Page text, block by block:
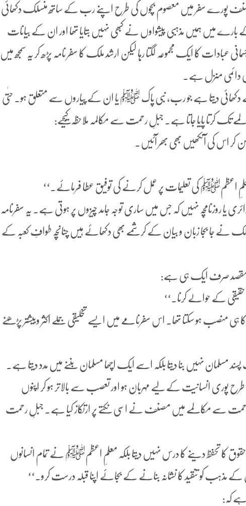
پورے سفر میں معصوم بچوں کی طرح اپنے رب کے ساتھ منسلک دکھائی
بارے میں ہمیں مذہبی پیشواوں نے کبھی نہیں بتایا تھا اور ان کے بیانات
عبادات کا ایک مجموعہ لگتا رہا لیکن ارشد ملک کا سفر نامہ پڑھ کر یہ سمجھ میں
دائمی منزل ہے.
دیتا ہے جو رب، نبی پاک ﷺ یا ان کے پیاروں سے متعلق ہو۔ حتٰی
تک کرتا پایا جاتا ہے۔ جبلِ رحمت سے مکالمہ ملاحظہ کیجیے:
کر اس کی آنکھیں بھی بھر آئیں۔
اعظمﷺ کی تعلیمات پر عمل کرنے کی توفیق عطا فرمائے.‘‘
یا روزنامچہ نہیں کہ جس میں ساری توجہ جامد چیزوں پر ہوتی ہے۔ یہ سفرنامہ
نے جا بجا زبان و بیان کے کرشمے بھی دکھائے ہیں چنانچہ طوافِ کعبہ کے
مقصد صرف ایک ہی ہے:
کے حوالے کرنا.‘‘
ہی منصب ہو سکتا تھا۔ اس سفرنامے میں ایسے تخلیقی جملے اکثر وبیشتر پڑھنے
نہیں بنا دیتا بلکہ اسے ایک اچھا مسلمان بننے میں مدد دیتا ہے۔
پوری انسانیت کے لیے مہربان ہو اور تعصب سے بالاتر ہو کر اپنوں
رحمت سے مکالمے میں مصنف نے اسی نکتے پر ارتکاز کیا ہے. جبلِ رحمت
حقوق کا تحفظ دینے کا درس نہیں دیتا بلکہ معلمِ اعظمﷺ نے تمام انسانوں
کو تنقید کا نشانہ بنانے کے بجائے اپنا قبلہ درست کرو۔‘‘
کہ: